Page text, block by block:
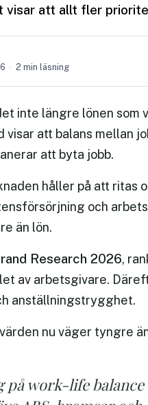
visar att allt fler
2 min läsning
inte längre lönen
visar att balans mellan
att byta jobb.
håller på att
och
än lön.
Research 2026,
av arbetsgivare.
anställningstrygghet.
nu väger tyngre
work-life